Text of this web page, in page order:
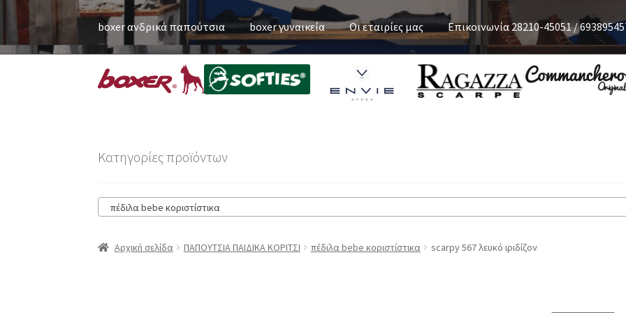
boxer ανδρικά παπούτσια boxer γυναικεία Οι εταιρίες μας Επικοινωνία 28210-45051 /
Κατηγορίες προϊόντων
πέδιλα bebe κοριστίστικα
Αρχική σελίδα ΠΑΠΟΥΤΣΙΑ ΠΑΙΔΙΚΑ ΚΟΡΙΤΣΙ πέδιλα bebe κοριστίστικα scarpy 567 λευκό ιριδίζον